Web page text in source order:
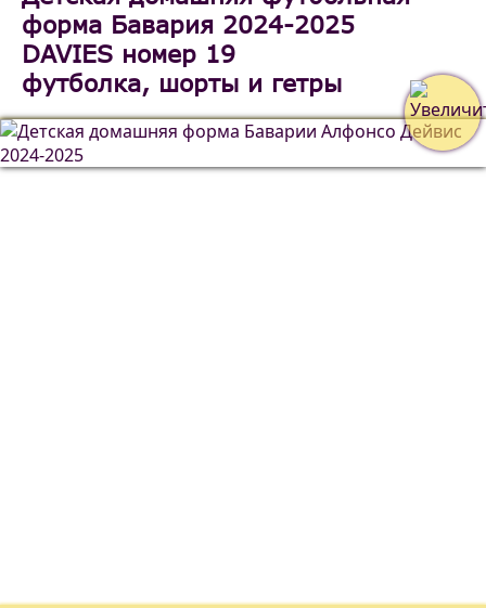
форма Бавария 2024-2025
DAVIES номер 19
футболка, шорты и гетры